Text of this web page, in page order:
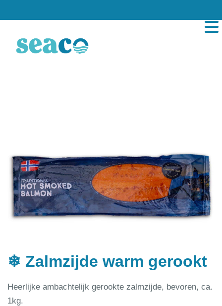
❄ Zalmzijde warm gerookt
Heerlijke ambachtelijk gerookte zalmzijde, bevoren, ca.
1kg.